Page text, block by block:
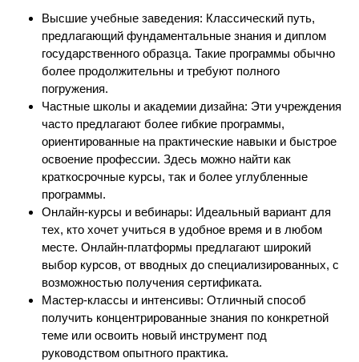
Высшие учебные заведения: Классический путь,
предлагающий фундаментальные знания и диплом
государственного образца. Такие программы обычно
более продолжительны и требуют полного
погружения.
Частные школы и академии дизайна: Эти учреждения
часто предлагают более гибкие программы,
ориентированные на практические навыки и быстрое
освоение профессии. Здесь можно найти как
краткосрочные курсы, так и более углубленные
программы.
Онлайн-курсы и вебинары: Идеальный вариант для
тех, кто хочет учиться в удобное время и в любом
месте. Онлайн-платформы предлагают широкий
выбор курсов, от вводных до специализированных, с
возможностью получения сертификата.
Мастер-классы и интенсивы: Отличный способ
получить концентрированные знания по конкретной
теме или освоить новый инструмент под
руководством опытного практика.